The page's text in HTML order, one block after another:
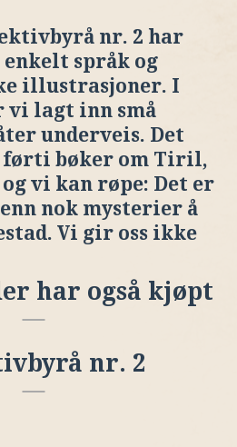
nr. 2 har
språk og
illustrasjoner. I
vi lagt inn små
underveis. Det
førti bøker om Tiril,
vi kan røpe: Det er
nok mysterier å
Vi gir oss ikke
har også kjøpt
nr. 2